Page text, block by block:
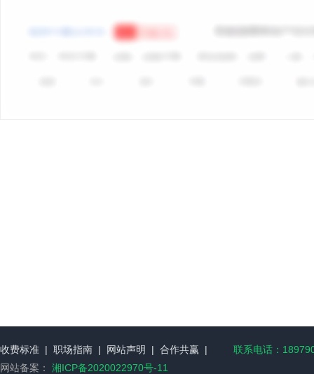
收费标准 | 职场指南 | 网站声明 | 合作共赢 |
联系电话：
网站备案： 湘ICP备2020022970号-11